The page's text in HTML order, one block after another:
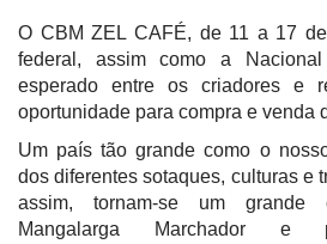
O CBM ZEL CAFÉ, de 11 a 17
federal, assim como a
esperado entre os criadores e
oportunidade para compra e venda
Um país tão grande como o
dos diferentes sotaques, culturas e
assim, tornam-se um grande
Mangalarga Marchador e